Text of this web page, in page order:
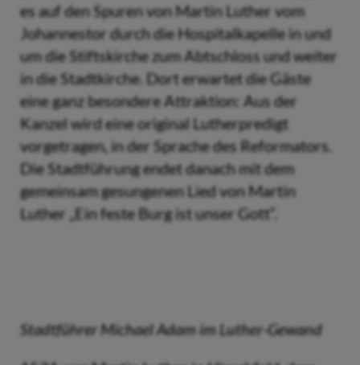
es auf den Spuren von Martin Luther vom
Johannestor durch die Hospitalkapelle in und
um die Stiftskirche zum Abtschloss und weiter
in die Stadtkirche. Dort erwartet die Gäste
eine ganz besondere Attraktion: Aus der
Kanzel wird eine original Lutherpredigt
vorgetragen, in der Sprache des Reformators.
Die Stadtführung endet danach mit dem
gemeinsam gesungenen Lied von Martin
Luther „Ein feste Burg ist unser Gott“.
Stadtführer Michael Adam im Luther-Gewand